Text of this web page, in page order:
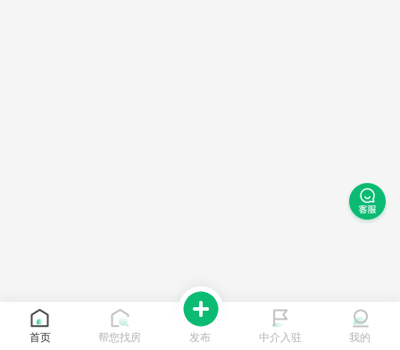
首页 帮您找房 发布 中介入驻 我的